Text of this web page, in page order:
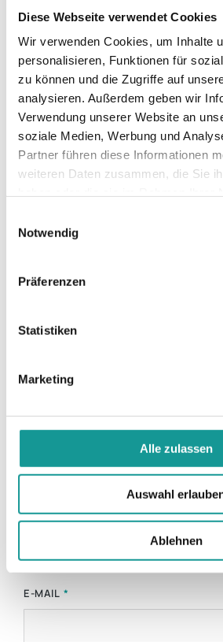
Diese Webseite verwendet Cookies
Wir verwenden Cookies, um Inhalte
personalisieren, Funktionen für
zu können und die Zugriffe auf
analysieren. Außerdem geben wir
Verwendung unserer Website an
soziale Medien, Werbung und
Partner führen diese Informationen
weiteren Daten zusammen, die Sie
Notwendig
Präferenzen
Statistiken
Marketing
Alle zulassen
Auswahl
Ablehnen
Schreiben Sie uns
Seehauser
Sie haben eine
wünschen einen
Wir freuen uns auf Ihre
NAME
E-MAIL